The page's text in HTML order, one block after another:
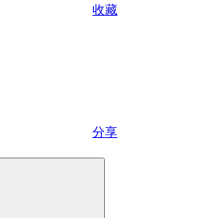
收藏
分享